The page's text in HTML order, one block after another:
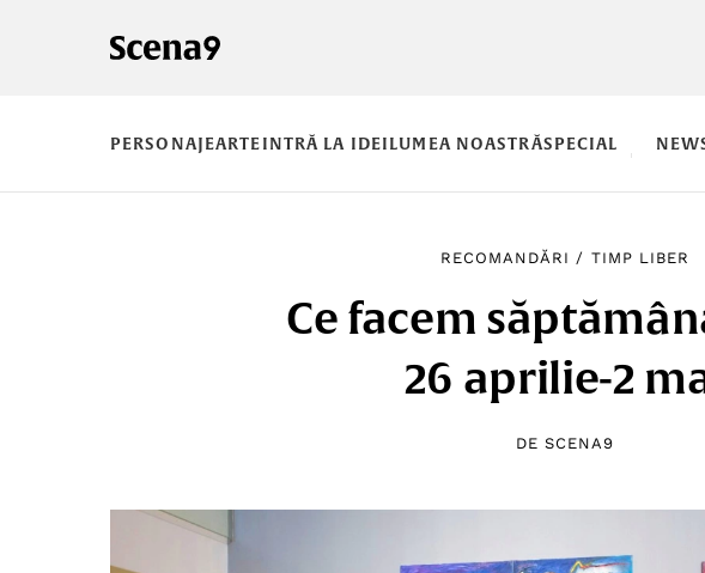
PERSONAJEARTEINTRĂ LA IDEILUMEA NOASTRĂSPECIAL
RECOMANDĂRI / TIMP LIBER
Ce facem
26 aprilie-2
DE SCENA9